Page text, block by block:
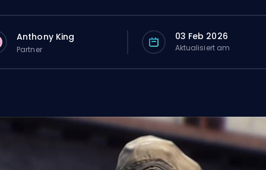
Anthony King
Partner
03 Feb 2026
Aktualisiert am